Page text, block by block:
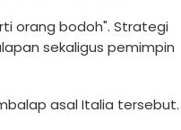
orang bodoh". Strategi
sekaligus pemimpin
asal Italia tersebut.